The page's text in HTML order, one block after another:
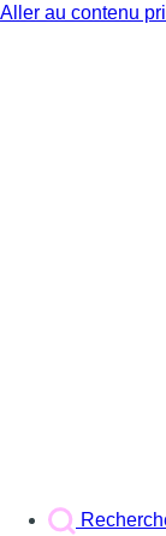
Aller au contenu